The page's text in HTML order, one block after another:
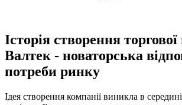
Історія створення
Валтек - новаторська
потреби ринку
Ідея створення компанії виникла в